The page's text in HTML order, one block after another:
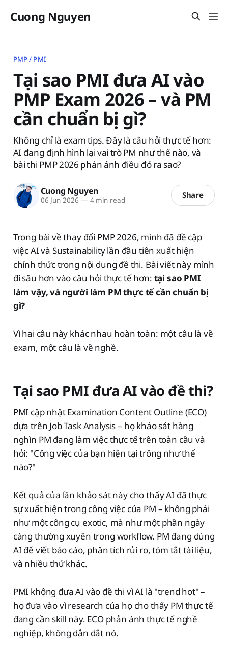
Cuong Nguyen
PMP / PMI
Tại sao PMI đưa AI vào
PMP Exam 2026 – và PM
cần chuẩn bị gì?
Không chỉ là exam tips. Đây là câu hỏi thực tế hơn:
AI đang định hình lại vai trò PM như thế nào, và
bài thi PMP 2026 phản ánh điều đó ra sao?
Cuong Nguyen
06 Jun 2026 — 4 min read Share
Trong bài về thay đổi PMP 2026, mình đã đề cập
việc AI và Sustainability lần đầu tiên xuất hiện
chính thức trong nội dung đề thi. Bài viết này mình
đi sâu hơn vào câu hỏi thực tế hơn: tại sao PMI
làm vậy, và người làm PM thực tế cần chuẩn bị
gì?
Vì hai câu này khác nhau hoàn toàn: một câu là về
exam, một câu là về nghề.
Tại sao PMI đưa AI vào đề thi?
PMI cập nhật Examination Content Outline (ECO)
dựa trên Job Task Analysis – họ khảo sát hàng
nghìn PM đang làm việc thực tế trên toàn cầu và
hỏi: "Công việc của bạn hiện tại trông như thế
nào?"
Kết quả của lần khảo sát này cho thấy AI đã thực
sự xuất hiện trong công việc của PM – không phải
như một công cụ exotic, mà như một phần ngày
càng thường xuyên trong workflow. PM đang dùng
AI để viết báo cáo, phân tích rủi ro, tóm tắt tài liệu,
và nhiều thứ khác.
PMI không đưa AI vào đề thi vì AI là "trend hot" –
họ đưa vào vì research của họ cho thấy PM thực tế
đang cần skill này. ECO phản ánh thực tế nghề
nghiệp, không dẫn dắt nó.